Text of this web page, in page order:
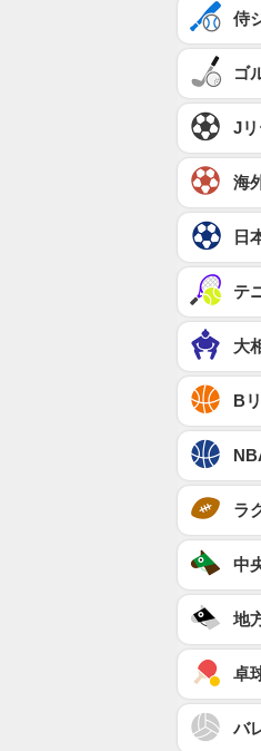
侍
ゴ
J
海
日
テ
大
B
ラ
中
地
卓
バ